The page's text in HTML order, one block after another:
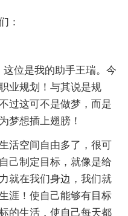
：
位是我的助手王瑞。今
业规划！与其说是规
过这可不是做梦，而是
梦想插上翅膀！
活空间自由多了，很可
己制定目标，就像是给
就在我们身边，我们就
涯！使自己能够有目标
的生活，使自己每天都